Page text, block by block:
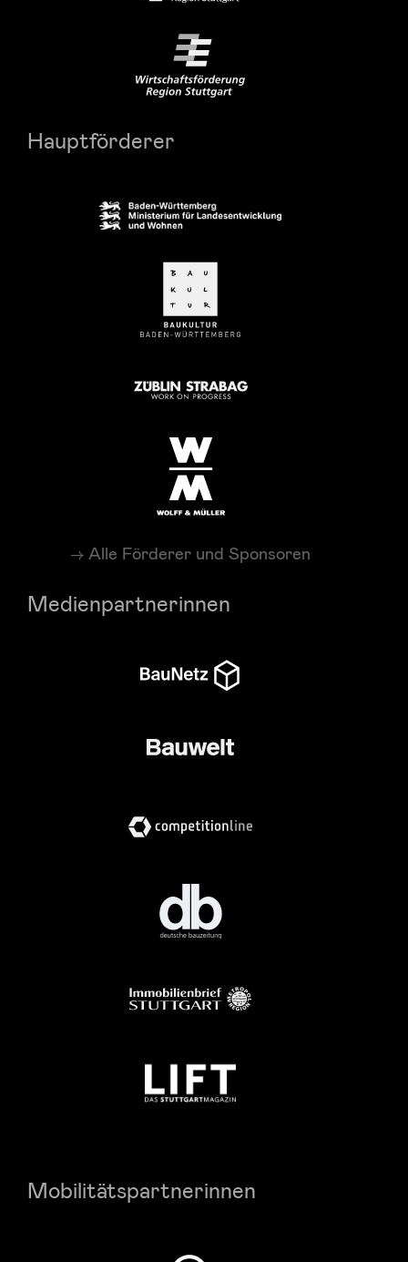
Hauptförderer
Alle Förderer und Sponsoren
Medienpartnerinnen
Mobilitätspartnerinnen